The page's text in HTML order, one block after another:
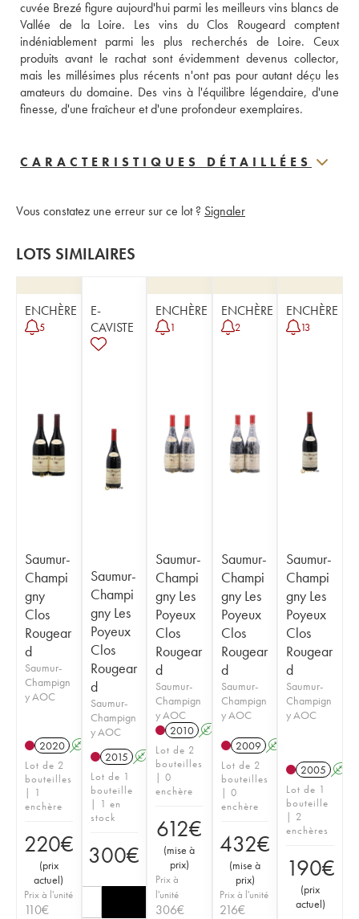
cuvée Brezé figure aujourd'hui parmi les meilleurs vins blancs de
Vallée de la Loire. Les vins du Clos Rougeard comptent
indéniablement parmi les plus recherchés de Loire. Ceux
produits avant le rachat sont évidemment devenus collector,
mais les millésimes plus récents n'ont pas pour autant déçu les
amateurs du domaine. Des vins à l'équilibre légendaire, d'une
finesse, d'une fraîcheur et d'une profondeur exemplaires.
CARACTERISTIQUES DÉTAILLÉES
Vous constatez une erreur sur ce lot ? Signaler
LOTS SIMILAIRES
ENCHÈRE
5
Saumur-
Champi
gny
Clos
Rougear
d
Saumur-
Champign
y AOC
2020 A
Lot de 2
bouteilles
| 1
enchère
220€
(prix
actuel)
Prix à l'unité
110€
E-
CAVISTE
Saumur-
Champi
gny Les
Poyeux
Clos
Rougear
d
Saumur-
Champign
y AOC
2015 A
Lot de 1
bouteille
| 1 en
stock
300€
ENCHÈRE
1
Saumur-
Champi
gny Les
Poyeux
Clos
Rougear
d
Saumur-
Champign
y AOC
2010 A
Lot de 2
bouteilles
| 0
enchère
612€
(mise à
prix)
Prix à
l'unité
306€
ENCHÈRE
2
Saumur-
Champi
gny Les
Poyeux
Clos
Rougear
d
Saumur-
Champign
y AOC
2009 A
Lot de 2
bouteilles
| 0
enchère
432€
(mise à
prix)
Prix à l'unité
216€
ENCHÈRE
13
Saumur-
Champi
gny Les
Poyeux
Clos
Rougear
d
Saumur-
Champign
y AOC
2005 A
Lot de 1
bouteille
| 2
enchères
190€
(prix
actuel)